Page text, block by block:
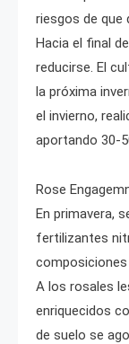
riesgos de que
Hacia el final
reducirse. El
la próxima
el invierno,
aportando 30-
Rose
En primavera,
fertilizantes
A los rosales
enriquecidos
de suelo se